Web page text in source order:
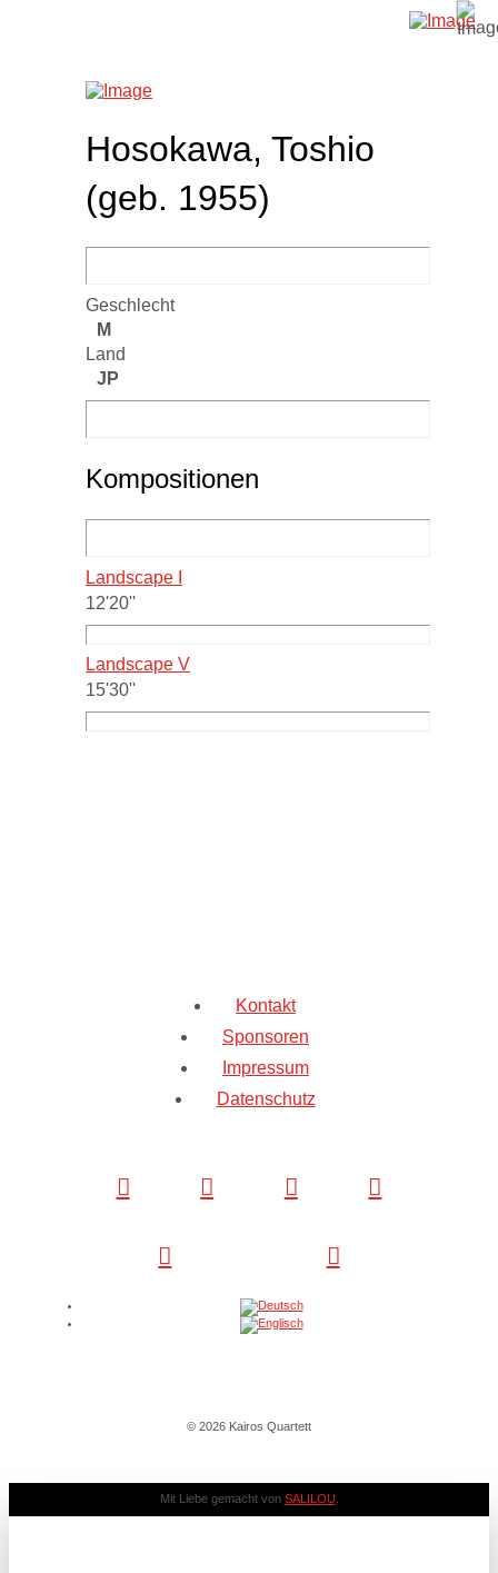
Hosokawa, Toshio
(geb. 1955)
Geschlecht
M
Land
JP
Kompositionen
Landscape I
12'20''
Landscape V
15'30''
Kontakt
Sponsoren
Impressum
Datenschutz
© 2026 Kairos Quartett
Mit Liebe gemacht von SALILOU